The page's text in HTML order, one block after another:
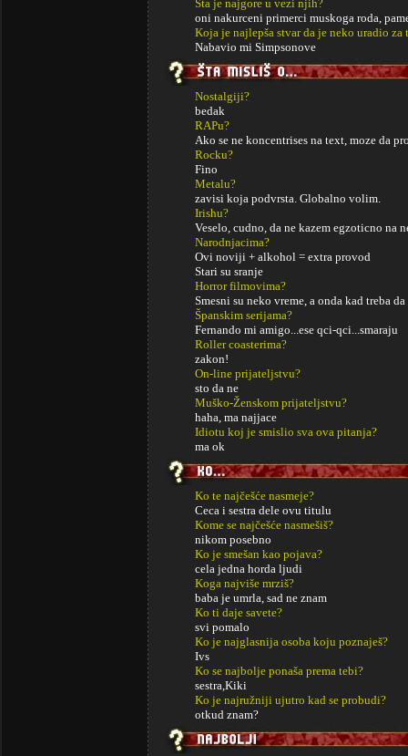
Šta je najgore u vezi njih?
oni nakurceni primerci muskoga roda,
Koja je najlepša stvar da je neko uradio za
Nabavio mi Simpsonove
Nostalgiji?
bedak
RAPu?
Ako se ne koncentrises na text, moze da
Rocku?
Fino
Metalu?
zavisi koja podvrsta. Globalno volim.
Irishu?
Veselo, cudno, da ne kazem egzoticno na
Narodnjacima?
Ovi noviji + alkohol = extra provod
Stari su sranje
Horror filmovima?
Smesni su neko vreme, a onda kad treba
Španskim serijama?
Fernando mi amigo...ese qci-qci...smaraju
Roller coasterima?
zakon!
On-line prijateljstvu?
sto da ne
Muško-Ženskom prijateljstvu?
haha, ma najjace
Idiotu koj je smislio sva ova pitanja?
ma ok
Ko te najčešće nasmeje?
Ceca i sestra dele ovu titulu
Kome se najčešće nasmešiš?
nikom posebno
Ko je smešan kao pojava?
cela jedna horda ljudi
Koga najviše mrziš?
baba je umrla, sad ne znam
Ko ti daje savete?
svi pomalo
Ko je najglasnija osoba koju poznaješ?
Ivs
Ko se najbolje ponaša prema tebi?
sestra,Kiki
Ko je najružniji ujutro kad se probudi?
otkud znam?